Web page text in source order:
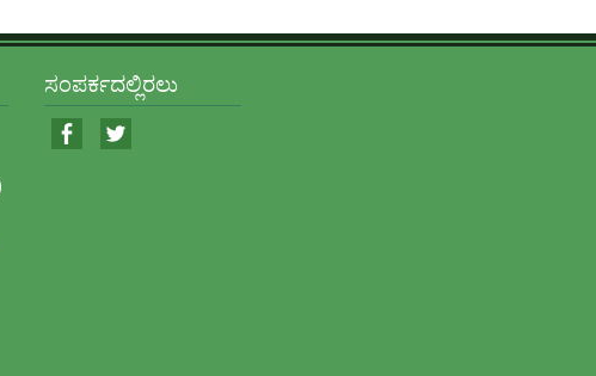
ಸಂಪರ್ಕದಲ್ಲಿರಲು